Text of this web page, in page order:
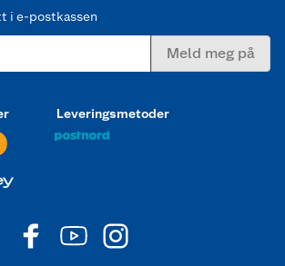
i e-postkassen
Meld meg på
Leveringsmetoder